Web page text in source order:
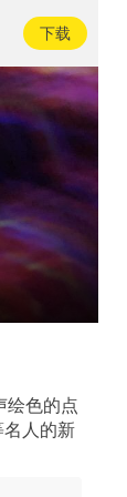
下载
绘色的点
人的新